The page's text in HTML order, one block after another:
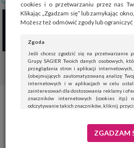
cookies i o przetwarzaniu przez nas
Klikając „Zgadzam się” lub zamykając
Możesz też odmówić zgody lub ograniczyć
Zgoda
Jeśli chcesz zgodzić się na przetwarzanie
Grupy SAGIER Twoich danych osobowych,
przeglądania stron i aplikacji
(obejmujących zautomatyzowaną analizę
internetowych i w aplikacjach w celu
zainteresowań dla dostosowania reklamy i
znaczników internetowych (cookies itp.)
odczytywanie takich znaczników, kliknij
Jeśli nie chcesz wyrazić zgody, kliknij „Nie
Wyrażenie zgody jest dobrowolne. Możesz
ZGADZAM
Elewacja na
dzięki silikonowej